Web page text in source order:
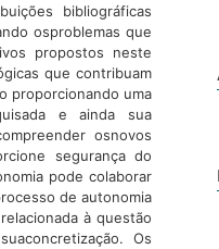
bibliográficas
osproblemas que
propostos neste
que contribuam
proporcionando uma
e ainda sua
osnovos
segurança do
pode colaborar
de autonomia
à questão
Os